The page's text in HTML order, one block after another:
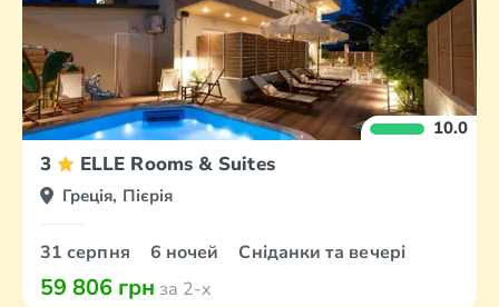
10.0
3 ELLE Rooms & Suites
Греція, Пієрія
31 серпня 6 ночей Сніданки та вечері
59 806 грн за 2-х